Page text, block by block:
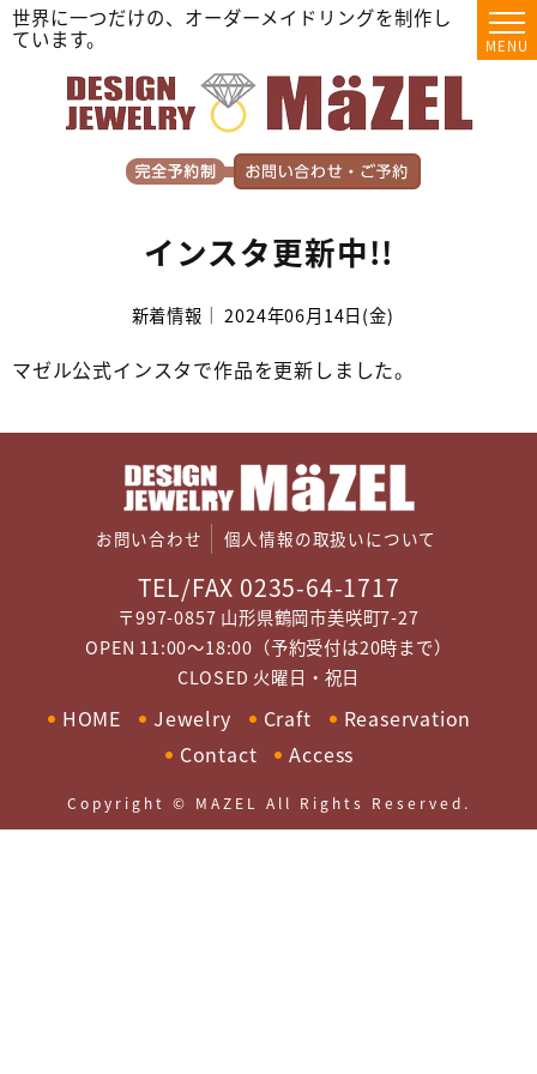
世界に一つだけの、オーダーメイドリングを制作し
ています。
MENU
インスタ更新中!!
新着情報｜ 2024年06月14日(金)
マゼル公式インスタで作品を更新しました。
お問い合わせ 個人情報の取扱いについて
TEL/FAX 0235-64-1717
〒997-0857 山形県鶴岡市美咲町7-27
OPEN 11:00～18:00（予約受付は20時まで）
CLOSED 火曜日・祝日
HOME Jewelry Craft
Reaservation
Contact
Access
Copyright © MAZEL All Rights Reserved.